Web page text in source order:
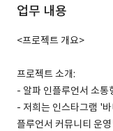
업무 내용
<프로젝트 개요>
프로젝트 소개:
- 알파 인플루언서 소통
- 저희는 인스타그램 '
플루언서 커뮤니티 운